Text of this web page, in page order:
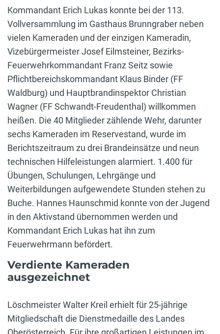
Kommandant Erich Lukas konnte bei der 113.
Vollversammlung im Gasthaus Brunngraber neben
vielen Kameraden und der einzigen Kameradin,
Vizebürgermeister Josef Eilmsteiner, Bezirks-
Feuerwehrkommandant Franz Seitz sowie
Pflichtbereichskommandant Klaus Binder (FF
Waldburg) und Hauptbrandinspektor Christian
Wagner (FF Schwandt-Freudenthal) willkommen
heißen. Die 40 Mitglieder zählende Wehr, darunter
sechs Kameraden im Reservestand, wurde im
Berichtszeitraum zu drei Brandeinsätze und neun
technischen Hilfeleistungen alarmiert. 1.400 für
Übungen, Schulungen, Lehrgänge und
Weiterbildungen aufgewendete Stunden stehen zu
Buche. Hannes Haunschmid konnte von der Jugend
in den Aktivstand übernommen werden und
Kommandant Erich Lukas hat ihn zum
Feuerwehrmann befördert.
Verdiente Kameraden
ausgezeichnet
Löschmeister Walter Kreil erhielt für 25-jährige
Mitgliedschaft die Dienstmedaille des Landes